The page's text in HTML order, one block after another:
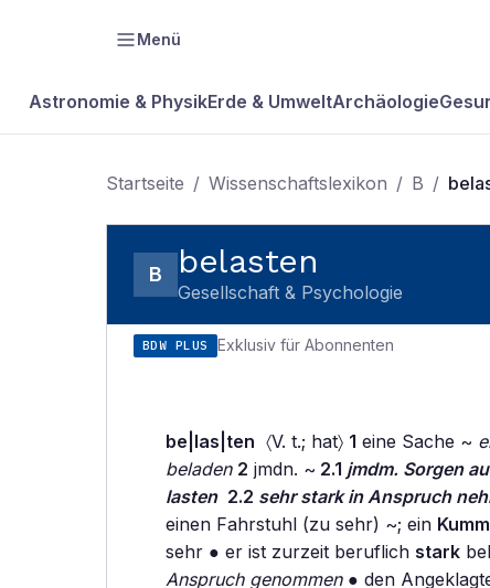
Menü
Astronomie & PhysikErde & UmweltArchäologie
Startseite / Wissenschaftslexikon / B /
B belasten
Gesellschaft & Psychologie
BDW PLUS Exklusiv für Abonnenten
be|las|ten 〈V. t.; hat〉 1 eine Sache ~
beladen 2 jmdn. ~ 2.1 jmdm. Sorgen
lasten 2.2 sehr stark in Anspruch
einen Fahrstuhl (zu sehr) ~; ein
sehr ● er ist zurzeit beruflich stark
Anspruch genommen● den